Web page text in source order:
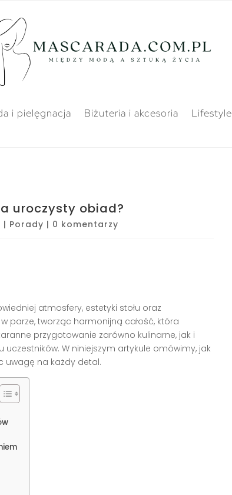
i pielęgnacja Biżuteria i akcesoria Lifestyle
uroczysty obiad?
| Porady | 0 komentarzy
atmosfery, estetyki stołu oraz
parze, tworząc harmonijną całość, która
przygotowanie zarówno kulinarne, jak i
W niniejszym artykule omówimy, jak
uwagę na każdy detal.